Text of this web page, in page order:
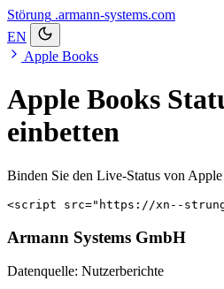
Störung .armann-systems.com
EN
Apple Books
Apple Books
einbetten
Binden Sie den Live-Status von
<script src="https://xn--strung-
Armann Systems GmbH
Datenquelle: Nutzerberichte